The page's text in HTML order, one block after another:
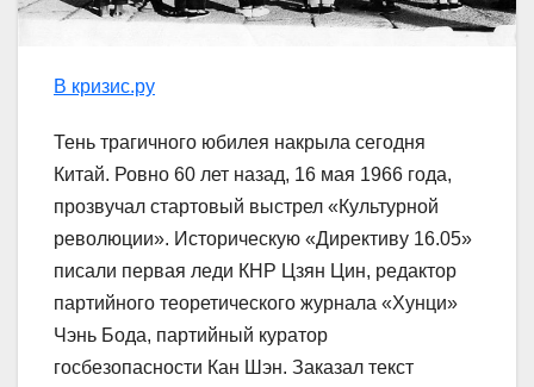
В кризис.ру
Тень трагичного юбилея накрыла сегодня
Китай. Ровно 60 лет назад, 16 мая 1966 года,
прозвучал стартовый выстрел «Культурной
революции». Историческую «Директиву 16.05»
писали первая леди КНР Цзян Цин, редактор
партийного теоретического журнала «Хунци»
Чэнь Бода, партийный куратор
госбезопасности Кан Шэн. Заказал текст